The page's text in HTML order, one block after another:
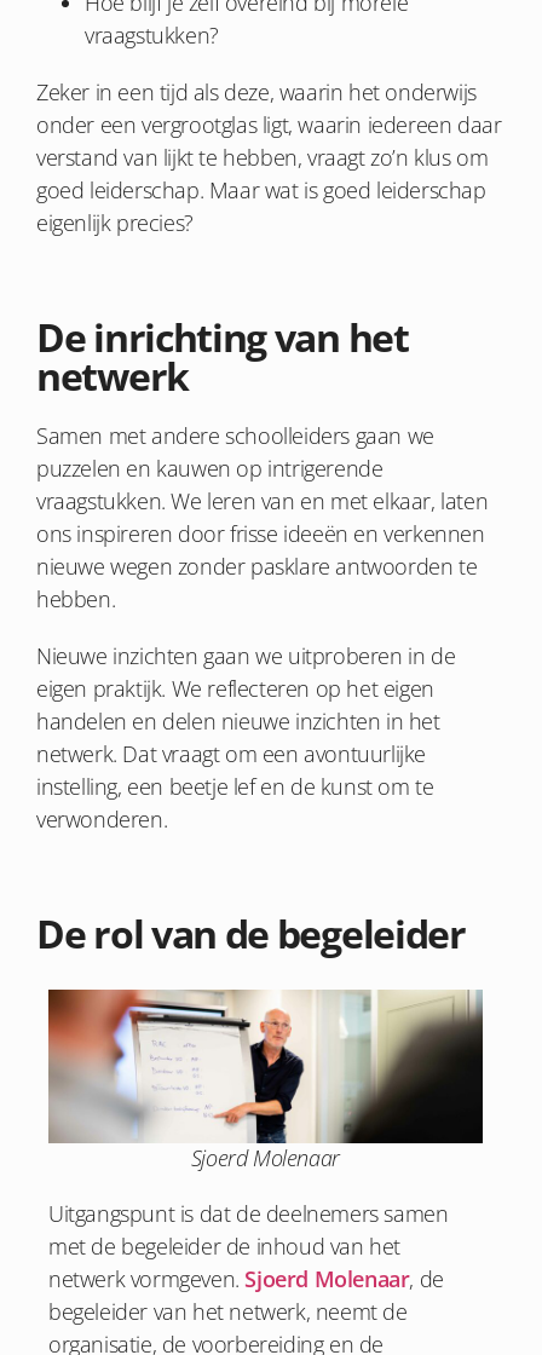
vraagstukken?
Zeker in een tijd als deze, waarin het onderwijs
onder een vergrootglas ligt, waarin iedereen daar
verstand van lijkt te hebben, vraagt zo’n klus om
goed leiderschap. Maar wat is goed leiderschap
eigenlijk precies?
De inrichting van het
netwerk
Samen met andere schoolleiders gaan we
puzzelen en kauwen op intrigerende
vraagstukken. We leren van en met elkaar, laten
ons inspireren door frisse ideeën en verkennen
nieuwe wegen zonder pasklare antwoorden te
hebben.
Nieuwe inzichten gaan we uitproberen in de
eigen praktijk. We reflecteren op het eigen
handelen en delen nieuwe inzichten in het
netwerk. Dat vraagt om een avontuurlijke
instelling, een beetje lef en de kunst om te
verwonderen.
De rol van de begeleider
Sjoerd Molenaar
Uitgangspunt is dat de deelnemers samen
met de begeleider de inhoud van het
netwerk vormgeven.Sjoerd Molenaar, de
begeleider van het netwerk, neemt de
organisatie, de voorbereiding en de